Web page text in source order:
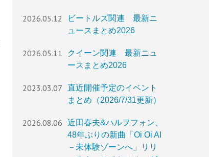
2026.05.12
ビートルズ関連 最新ニ
ュースまとめ2026
2026.05.11
クイーン関連 最新ニュ
ースまとめ2026
2023.03.07
直近開催予定のイベント
まとめ（2026/7/31更新）
2026.08.06
近田春夫&ハルヲフォン、
48年ぶりの新曲「Oi Oi AI
－未体験ゾーンへ」リリ